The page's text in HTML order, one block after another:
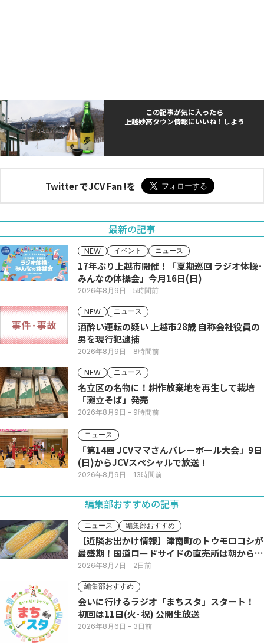
この記事が気に入ったら
上越妙高タウン情報にいいね！しよう
Twitter でJCV Fan !を
最新の記事
NEW イベント ニュース
17年ぶり上越市開催！「夏期巡回 ラジオ体操･
みんなの体操会」今月16日(日)
2026年8月9日 - 5時間前
NEW ニュース
酒酔い運転の疑い 上越市28歳 自称会社役員の
男を現行犯逮捕
2026年8月9日 - 8時間前
NEW ニュース
名立区の名物に！耕作放棄地を再生して栽培
「灘立そば」発売
2026年8月9日 - 9時間前
ニュース
「第14回 JCVママさんバレーボール大会」9日
(日)からJCVスペシャルで放送！
2026年8月9日 - 13時間前
編集部おすすめの記事
ニュース 編集部おすすめ
【近隣お出かけ情報】津南町のトウモロコシが
最盛期！国道ロードサイドの直売所は朝から長
い列
2026年8月7日 - 2日前
編集部おすすめ
会いに行けるラジオ「まちスタ」スタート！
初回は11日(火･祝) 公開生放送
2026年8月6日 - 3日前